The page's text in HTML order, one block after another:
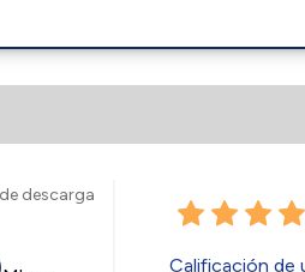
descarga
Calificación de